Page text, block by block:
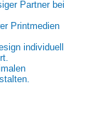
Partner bei
Printmedien
individuell